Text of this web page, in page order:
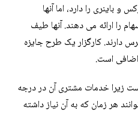
و باینری را دارد، اما آنها
را ارائه می دهند. آنها طیف
دارند. کارگزار یک طرح جایزه
است.
زیرا خدمات مشتری آن در درجه
هر زمان که به آن نیاز داشته